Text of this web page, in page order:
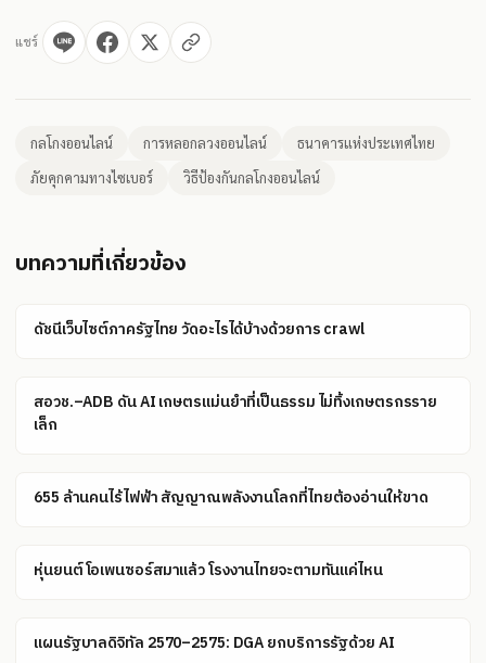
แชร์
กลโกงออนไลน์ การหลอกลวงออนไลน์
ธนาคารแห่งประเทศไทย
ภัยคุกคามทางไซเบอร์
วิธีป้องกันกลโกงออนไลน์
บทความที่เกี่ยวข้อง
ดัชนีเว็บไซต์ภาครัฐไทย วัดอะไรได้บ้างด้วยการ crawl
สอวช.–ADB ดัน AI เกษตรแม่นยำที่เป็นธรรม ไม่ทิ้งเกษตรกรราย
เล็ก
655 ล้านคนไร้ไฟฟ้า สัญญาณพลังงานโลกที่ไทยต้องอ่านให้ขาด
หุ่นยนต์โอเพนซอร์สมาแล้ว โรงงานไทยจะตามทันแค่ไหน
แผนรัฐบาลดิจิทัล 2570–2575: DGA ยกบริการรัฐด้วย AI